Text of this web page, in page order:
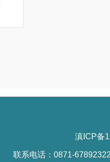
滇ICP备
联系电话：0871-